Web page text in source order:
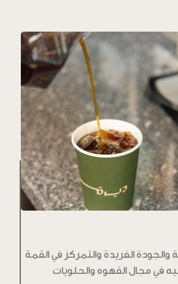
والجودة الفريدة والتمركز في القمة
في مجال القهوه والحلويات